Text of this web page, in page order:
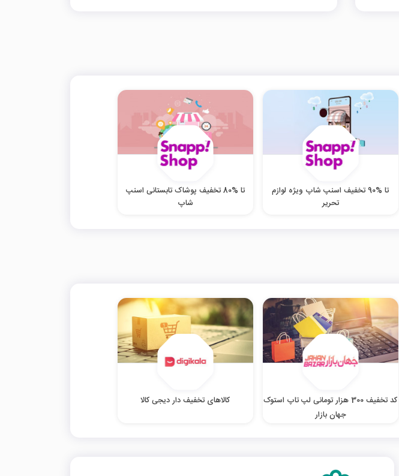
تا %90 تخفیف اسنپ شاپ ویژه لوازم‌
تحریر
تا %80 تخفیف پوشاک تابستانی اسنپ
شاپ
کد تخفیف 300 هزار تومانی لپ تاپ استوک
جهان بازار
کالاهای تخفیف دار دیجی کالا